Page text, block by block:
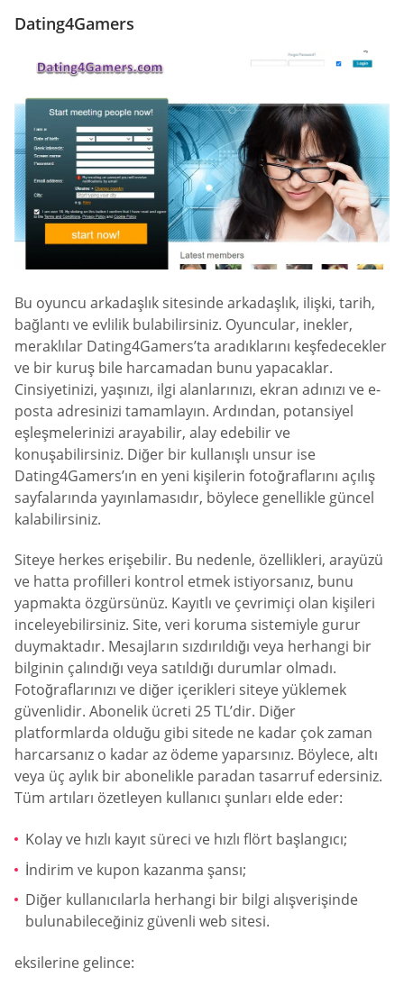
Dating4Gamers
Bu oyuncu arkadaşlık sitesinde arkadaşlık, ilişki, tarih,
bağlantı ve evlilik bulabilirsiniz. Oyuncular, inekler,
meraklılar Dating4Gamers’ta aradıklarını keşfedecekler
ve bir kuruş bile harcamadan bunu yapacaklar.
Cinsiyetinizi, yaşınızı, ilgi alanlarınızı, ekran adınızı ve e-
posta adresinizi tamamlayın. Ardından, potansiyel
eşleşmelerinizi arayabilir, alay edebilir ve
konuşabilirsiniz. Diğer bir kullanışlı unsur ise
Dating4Gamers’ın en yeni kişilerin fotoğraflarını açılış
sayfalarında yayınlamasıdır, böylece genellikle güncel
kalabilirsiniz.
Siteye herkes erişebilir. Bu nedenle, özellikleri, arayüzü
ve hatta profilleri kontrol etmek istiyorsanız, bunu
yapmakta özgürsünüz. Kayıtlı ve çevrimiçi olan kişileri
inceleyebilirsiniz. Site, veri koruma sistemiyle gurur
duymaktadır. Mesajların sızdırıldığı veya herhangi bir
bilginin çalındığı veya satıldığı durumlar olmadı.
Fotoğraflarınızı ve diğer içerikleri siteye yüklemek
güvenlidir. Abonelik ücreti 25 TL’dir. Diğer
platformlarda olduğu gibi sitede ne kadar çok zaman
harcarsanız o kadar az ödeme yaparsınız. Böylece, altı
veya üç aylık bir abonelikle paradan tasarruf edersiniz.
Tüm artıları özetleyen kullanıcı şunları elde eder:
Kolay ve hızlı kayıt süreci ve hızlı flört başlangıcı;
İndirim ve kupon kazanma şansı;
Diğer kullanıcılarla herhangi bir bilgi alışverişinde
bulunabileceğiniz güvenli web sitesi.
eksilerine gelince: